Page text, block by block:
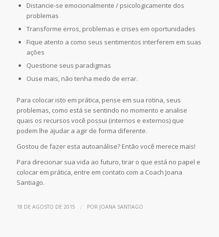
Distancie-se emocionalmente / psicologicamente dos
problemas
Transforme erros, problemas e crises em oportunidades
Fique atento a como seus sentimentos interferem em suas
ações
Questione seus paradigmas
Ouse mais, não tenha medo de errar.
Para colocar isto em prática, pense em sua rotina, seus
problemas, como está se sentindo no momento e analise
quais os recursos você possui (internos e externos) que
podem lhe ajudar a agir de forma diferente.
Gostou de fazer esta autoanálise? Então você merece mais!
Para direcionar sua vida ao futuro, tirar o que está no papel e
colocar em prática, entre em contato com a Coach Joana
Santiago.
18 DE AGOSTO DE 2015 / POR JOANA SANTIAGO